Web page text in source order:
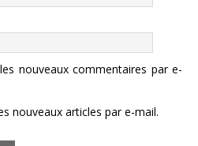
nouveaux commentaires par e-
nouveaux articles par e-mail.